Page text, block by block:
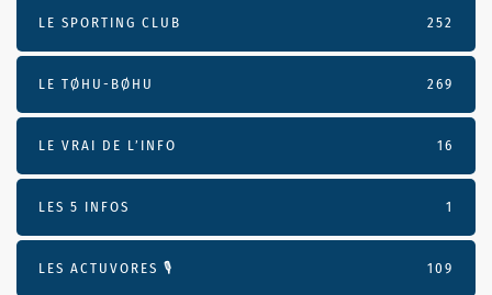
LE SPORTING CLUB 252
LE TØHU-BØHU 269
LE VRAI DE L’INFO 16
LES 5 INFOS 1
LES ACTUVORES 🎙 109